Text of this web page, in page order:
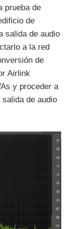
prueba de
de
salida de audio
a la red
de
Airlink
y proceder a
de audio